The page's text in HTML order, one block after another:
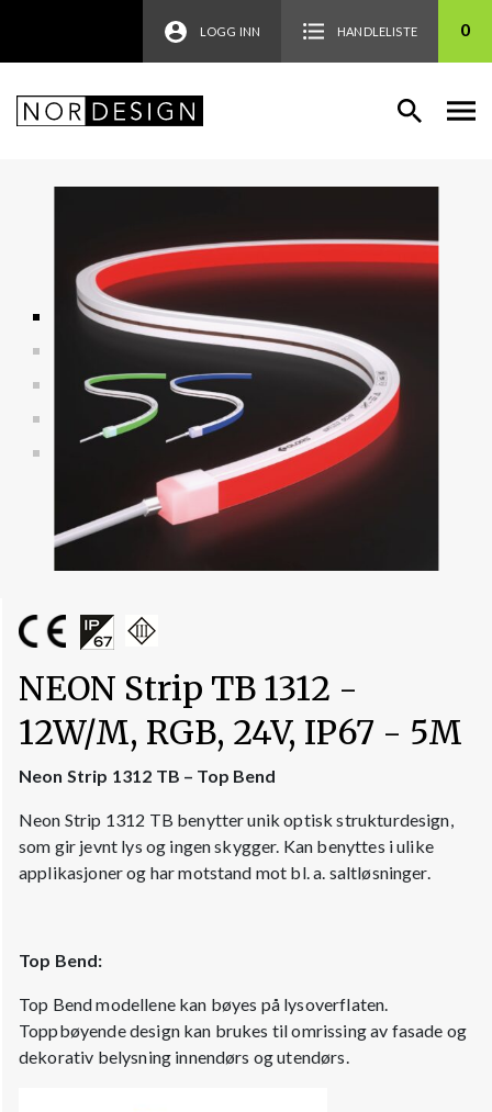
LOGG INN HANDLELISTE 0
NEON Strip TB 1312 -
12W/M, RGB, 24V, IP67 - 5M
Neon Strip 1312 TB – Top Bend
Neon Strip 1312 TB benytter unik optisk strukturdesign,
som gir jevnt lys og ingen skygger. Kan benyttes i ulike
applikasjoner og har motstand mot bl. a. saltløsninger.
Top Bend:
Top Bend modellene kan bøyes på lysoverflaten.
Toppbøyende design kan brukes til omrissing av fasade og
dekorativ belysning innendørs og utendørs.